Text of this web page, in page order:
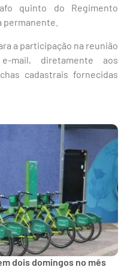
quinto do Regimento
permanente.
a participação na reunião
mail, diretamente aos
cadastrais fornecidas
dois domingos no mês